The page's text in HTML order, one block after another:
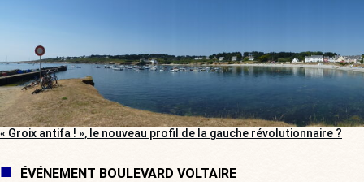
« Groix antifa ! », le nouveau profil de la gauche révolutionnaire ?
ÉVÉNEMENT BOULEVARD VOLTAIRE